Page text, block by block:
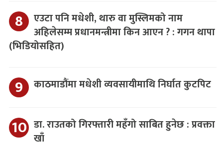
एउटा पनि मधेशी, थारु वा मुस्लिमको नाम
अहिलेसम्म प्रधानमन्त्रीमा किन आएन ? : गगन थापा
(भिडियोसहित)
काठमाडौंमा मधेशी व्यवसायीमाथि निर्घात कुटपिट
डा. राउतको गिरफ्तारी महँगो साबित हुनेछ : प्रवक्ता
खाँ